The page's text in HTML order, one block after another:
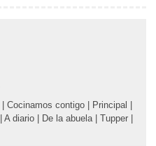
| Cocinamos contigo | Principal |
| A diario | De la abuela | Tupper |